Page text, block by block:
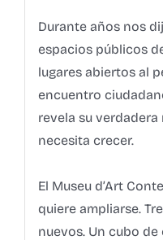
Durante años nos
espacios públicos
lugares abiertos al
encuentro
revela su
necesita crecer.
El Museu d’Art
quiere ampliarse.
nuevos. Un cubo